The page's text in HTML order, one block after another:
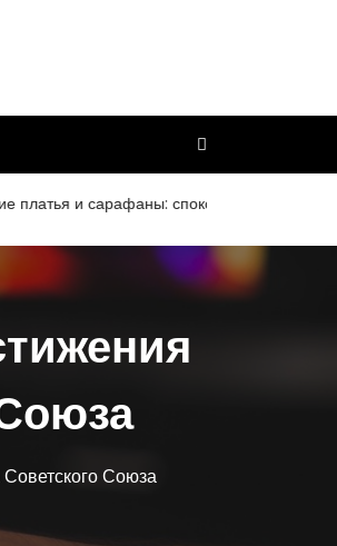
сарафаны: спокойный силуэт, комфортная
Союза